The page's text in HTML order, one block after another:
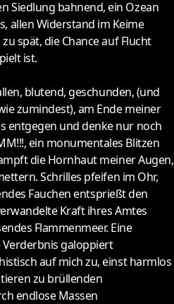
Siedlung bahnend, ein Ozean
allen Widerstand im Keime
spät, die Chance auf Flucht
ist.
blutend, geschunden, (und
zumindest), am Ende meiner
entgegen und denke nur noch
ein monumentales Blitzen
die Hornhaut meiner Augen,
Schrilles pfeifen im Ohr,
Fauchen entsprießt den
Kraft ihres Amtes
Flammenmeer. Eine
galoppiert
auf mich zu, einst harmlos
zu brüllenden
endlose Massen